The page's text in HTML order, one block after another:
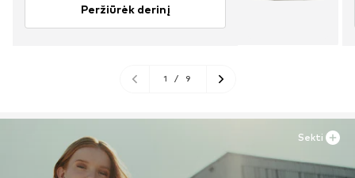
Peržiūrėk derinį
1 / 9
Sekti